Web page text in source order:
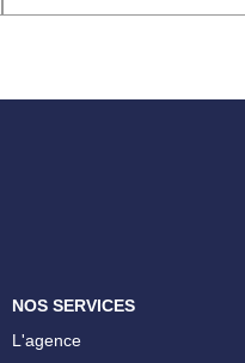
NOS SERVICES
L'agence